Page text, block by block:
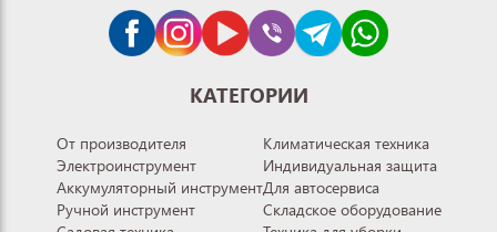
КАТЕГОРИИ
От производителя
Электроинструмент
Аккумуляторный инструмент
Ручной инструмент
Климатическая техника
Индивидуальная защита
Для автосервиса
Складское оборудование